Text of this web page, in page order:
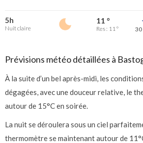
5h
Nuit claire
11 °
Res : 11 ° 30
Prévisions météo détaillées à
À la suite d’un bel après-midi, les
dégagées, avec une douceur relative, le
autour de 15°C en soirée.
La nuit se déroulera sous un ciel
thermomètre se maintenant autour de